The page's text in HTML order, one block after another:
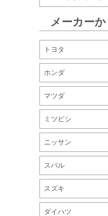
メーカー
トヨタ
ホンダ
マツダ
ミツビシ
ニッサン
スバル
スズキ
ダイハツ